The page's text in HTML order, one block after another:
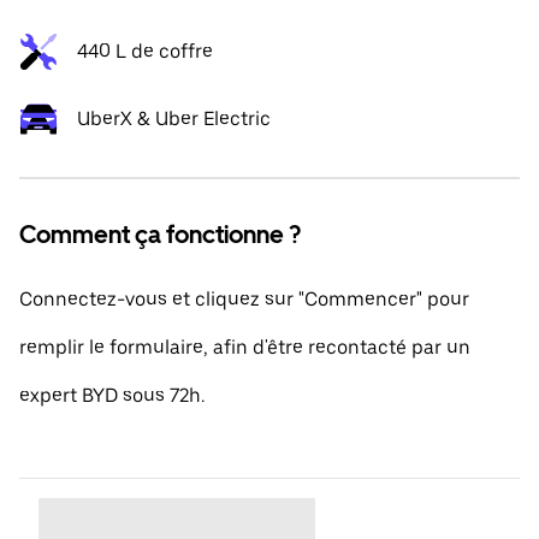
440 L de coffre
UberX & Uber Electric
Comment ça fonctionne ?
Connectez-vous et cliquez sur "Commencer" pour
remplir le formulaire, afin d'être recontacté par un
expert BYD sous 72h.